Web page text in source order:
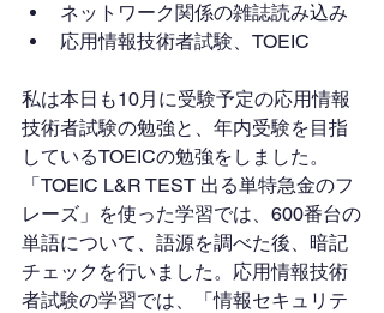
ネットワーク関係の雑誌読み込み
応用情報技術者試験、TOEIC
私は本日も10月に受験予定の応用情報
技術者試験の勉強と、年内受験を目指
しているTOEICの勉強をしました。
「TOEIC L&R TEST 出る単特急金のフ
レーズ」を使った学習では、600番台の
単語について、語源を調べた後、暗記
チェックを行いました。応用情報技術
者試験の学習では、「情報セキュリテ